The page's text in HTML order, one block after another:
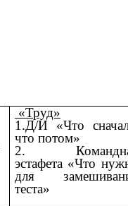
«Труд»
1.Д/И «Что
что потом»
2.
эстафета «Что
для
теста»